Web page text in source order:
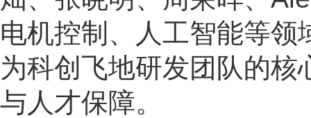
电机控制、人工智能等
为科创飞地研发团队的
与人才保障。